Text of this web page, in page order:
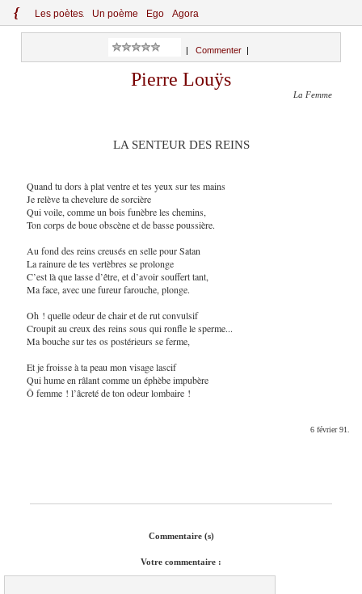
{ Les poètes Un poème Ego Agora
Commenter
Pierre Louÿs
La Femme
LA SENTEUR DES REINS
Quand tu dors à plat ventre et tes yeux sur tes mains
Je relève ta chevelure de sorcière
Qui voile, comme un bois funèbre les chemins,
Ton corps de boue obscène et de basse poussière.
Au fond des reins creusés en selle pour Satan
La rainure de tes vertèbres se prolonge
C’est là que lasse d’être, et d’avoir souffert tant,
Ma face, avec une fureur farouche, plonge.
Oh ! quelle odeur de chair et de rut convulsif
Croupit au creux des reins sous qui ronfle le sperme...
Ma bouche sur tes os postérieurs se ferme,
Et je froisse à ta peau mon visage lascif
Qui hume en râlant comme un éphèbe impubère
Ô femme ! l’âcreté de ton odeur lombaire !
6 février 91.
Commentaire (s)
Votre commentaire :